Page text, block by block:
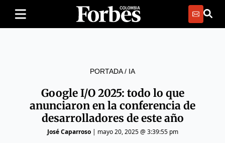
PORTADA/ IA
Google I/O 2025: todo lo que
anunciaron en la conferencia de
desarrolladores de este año
José Caparroso| mayo 20, 2025 @ 3:39:55 pm